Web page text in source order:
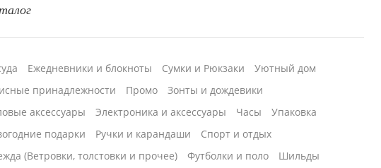
Ежедневники и блокноты Сумки и Рюкзаки
Уютный дом
принадлежности
Промо
Зонты и дождевики
аксессуары
Электроника и аксессуары Часы
Упаковка
подарки
Ручки и карандаши
Спорт и отдых
(Ветровки, толстовки и прочее)
Футболки и поло Шильды